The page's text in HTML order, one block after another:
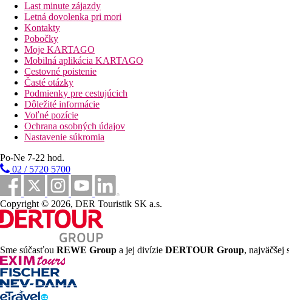
300 m
Nákupy
40 km
Vzdialenosť od najbližšieho letiska
4 km
Vzdialenosť k pláži
Pláž
Plážová dovolenka
Fotogaléria
Last minute zájazdy
Letná dovolenka pri mori
Kontakty
Pobočky
Moje KARTAGO
Mobilná aplikácia KARTAGO
Cestovné poistenie
Časté otázky
Podmienky pre cestujúcich
Dôležité informácie
Voľné pozície
Ochrana osobných údajov
Nastavenie súkromia
Po-Ne 7-22 hod.
02 / 5720 5700
Copyright © 2026, DER Touristik SK a.s.
Sme súčasťou REWE Group a jej divízie DERTOUR Group, najväčšej